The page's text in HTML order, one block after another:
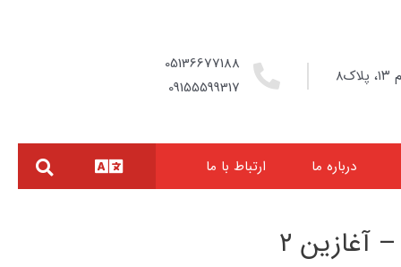
05136677188
09155599317
درباره ما ارتباط با ما
۲